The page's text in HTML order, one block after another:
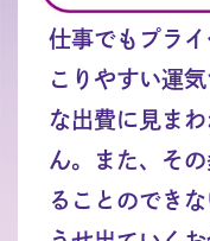
仕事でもプラ
こりやすい運
な出費に見ま
ん。また、そ
ることのでき